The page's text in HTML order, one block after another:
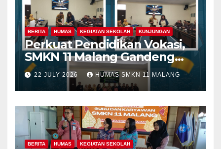
BERITA HUMAS KEGIATAN SEKOLAH KUNJUNGAN
Perkuat Pendidikan Vokasi,
SMKN 11 Malang Gandeng
Fakultas Teknik Universitas
Merdeka Malang dalam
Program Kolaboratif
22 JULY 2026 HUMAS SMKN 11 MALANG
BERITA HUMAS KEGIATAN SEKOLAH